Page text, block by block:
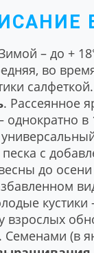
– до +
во
салфеткой.
. Рассеянное
однократно
с
до
кустики
взрослых
. Семенами (в